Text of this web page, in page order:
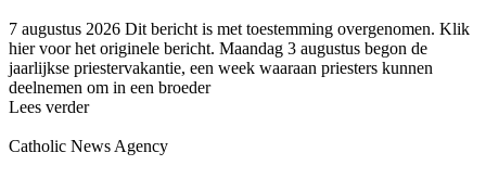
7 augustus 2026 Dit bericht is met toestemming overgenomen. Klik
hier voor het originele bericht. Maandag 3 augustus begon de
jaarlijkse priestervakantie, een week waaraan priesters kunnen
deelnemen om in een broeder
Lees verder
Catholic News Agency